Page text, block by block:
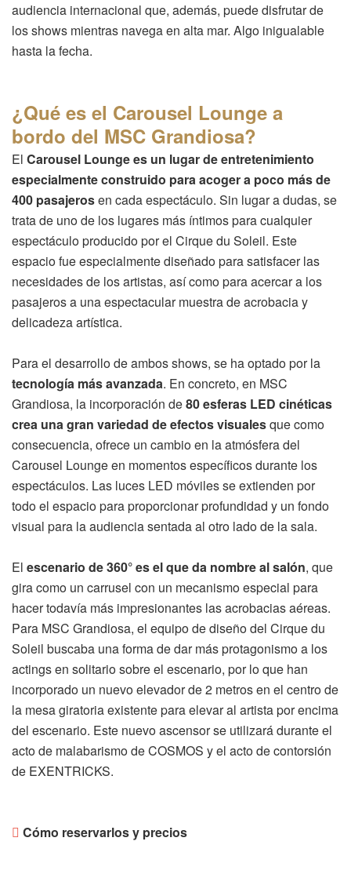
audiencia internacional que, además, puede disfrutar de
los shows mientras navega en alta mar. Algo inigualable
hasta la fecha.
¿Qué es el Carousel Lounge a
bordo del MSC Grandiosa?
El Carousel Lounge es un lugar de entretenimiento
especialmente construido para acoger a poco más de
400 pasajerosen cada espectáculo. Sin lugar a dudas, se
trata de uno de los lugares más íntimos para cualquier
espectáculo producido por el Cirque du Soleil. Este
espacio fue especialmente diseñado para satisfacer las
necesidades de los artistas, así como para acercar a los
pasajeros a una espectacular muestra de acrobacia y
delicadeza artística.
Para el desarrollo de ambos shows, se ha optado por la
tecnología más avanzada. En concreto, en MSC
Grandiosa, la incorporación de80 esferas LED cinéticas
crea una gran variedad de efectos visualesque como
consecuencia, ofrece un cambio en la atmósfera del
Carousel Lounge en momentos específicos durante los
espectáculos. Las luces LED móviles se extienden por
todo el espacio para proporcionar profundidad y un fondo
visual para la audiencia sentada al otro lado de la sala.
El escenario de 360° es el que da nombre al salón, que
gira como un carrusel con un mecanismo especial para
hacer todavía más impresionantes las acrobacias aéreas.
Para MSC Grandiosa, el equipo de diseño del Cirque du
Soleil buscaba una forma de dar más protagonismo a los
actings en solitario sobre el escenario, por lo que han
incorporado un nuevo elevador de 2 metros en el centro de
la mesa giratoria existente para elevar al artista por encima
del escenario. Este nuevo ascensor se utilizará durante el
acto de malabarismo de COSMOS y el acto de contorsión
de EXENTRICKS.
Cómo reservarlos y precios